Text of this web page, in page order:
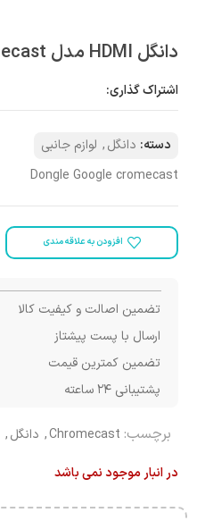
دانگل HDMI مدل Chromecast
اشتراک گذاری:
دسته: دانگل, لوازم جانبی
Dongle Google cromecast
افزودن به علاقه مندی
تضمین اصالت و کیفیت کالا
ارسال با پست پیشتاز
تضمین کمترین قیمت
پشتیبانی ۲۴ ساعته
برچسب: Chromecast
, دانگل,
در انبار موجود نمی باشد